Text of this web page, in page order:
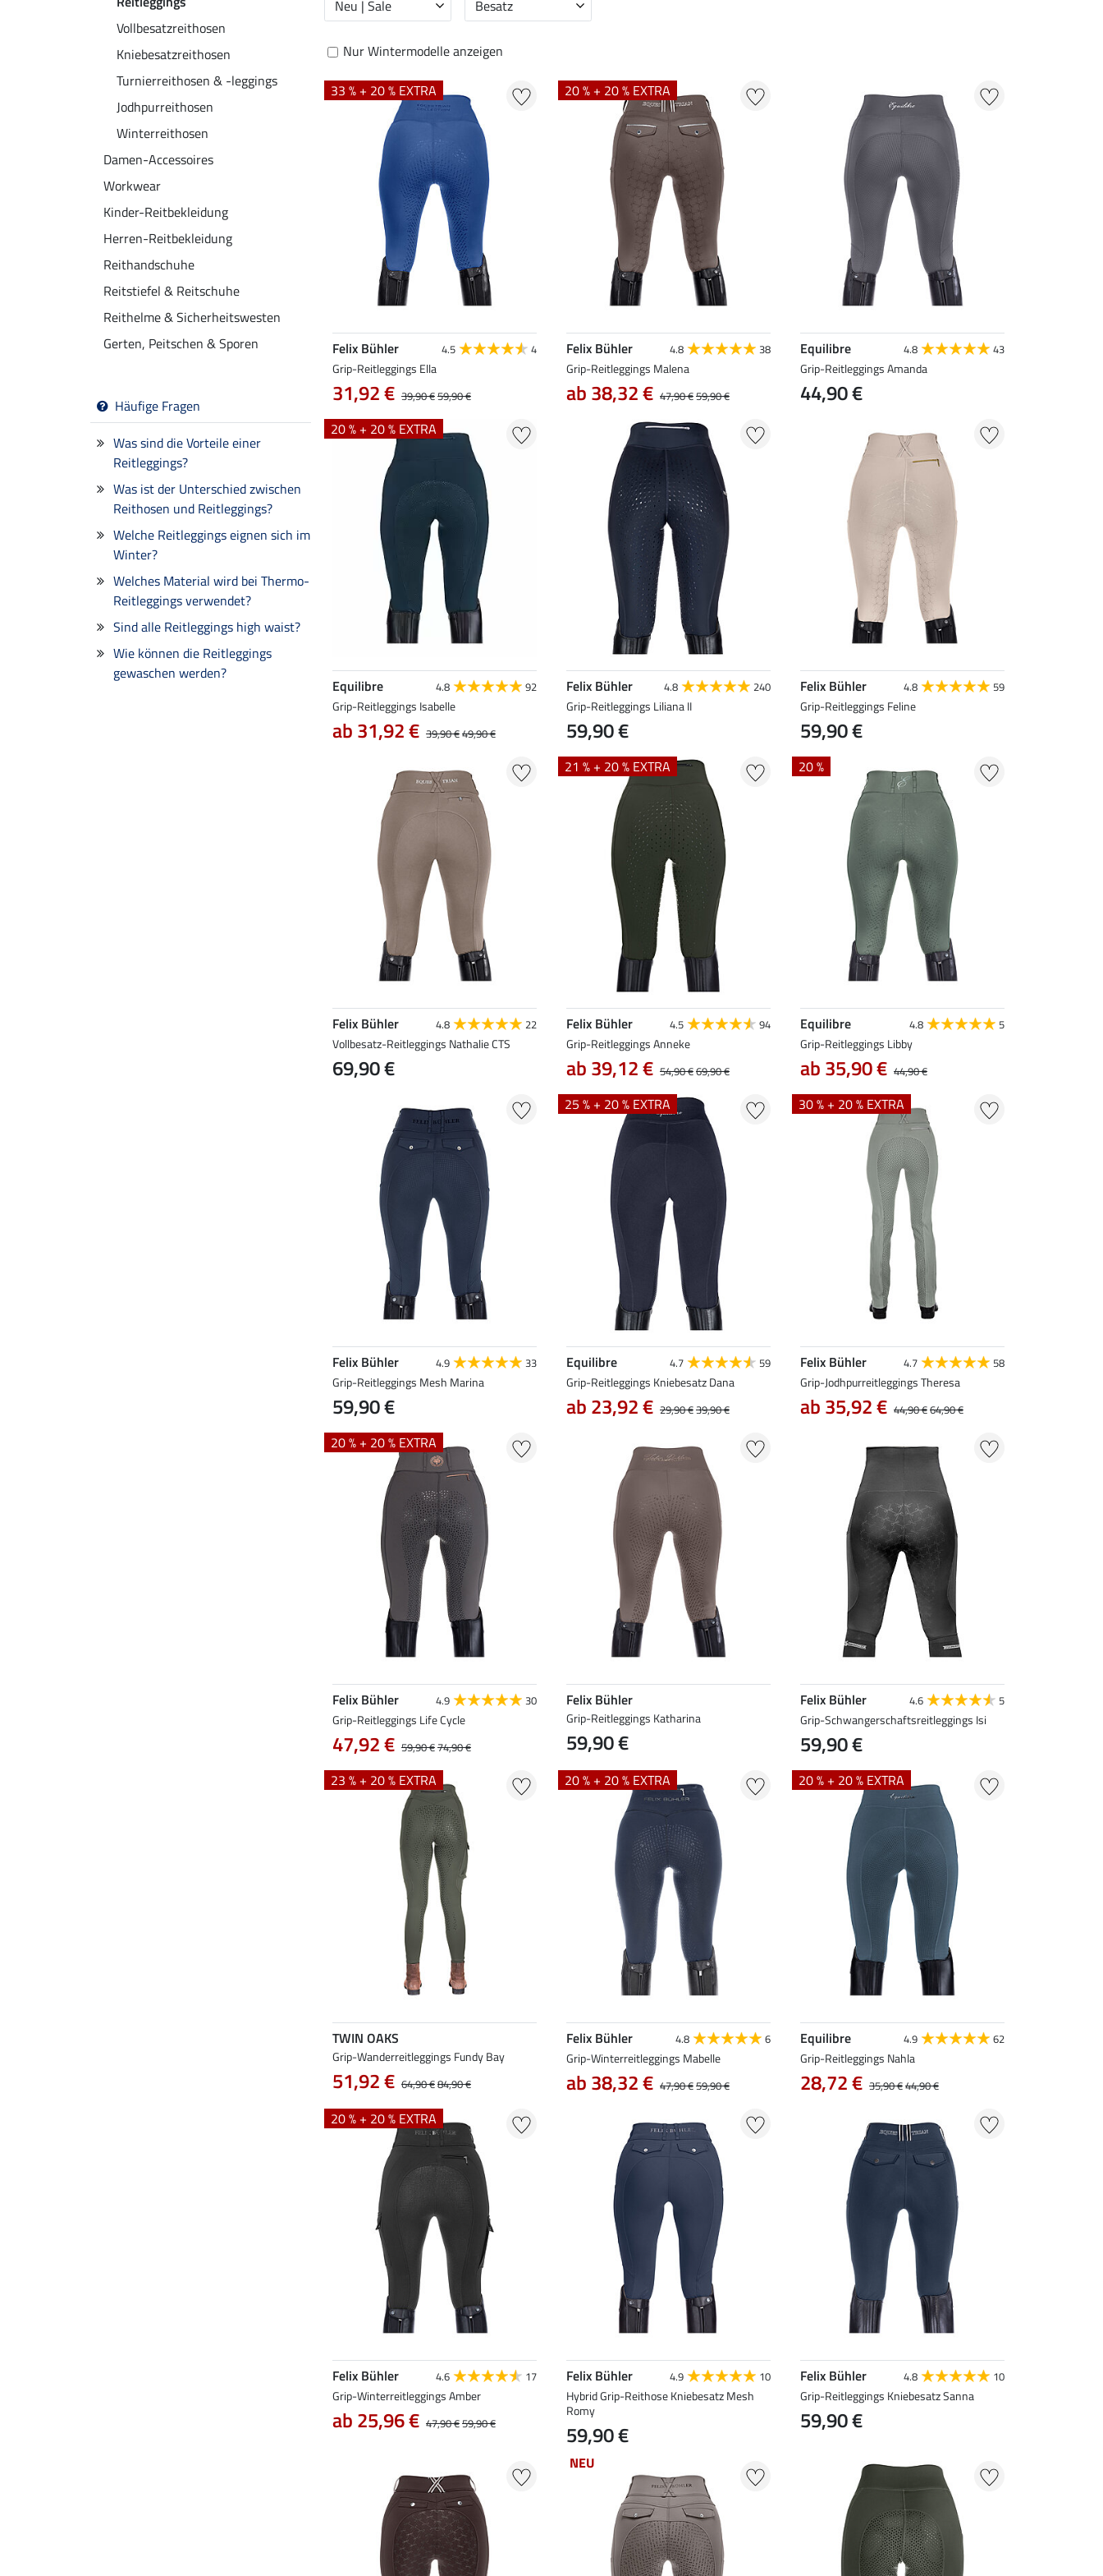
Vollbesatzreithosen
Kniebesatzreithosen
Turnierreithosen & -leggings
Jodhpurreithosen
Winterreithosen
Damen-Accessoires
Kinder-Reitbekleidung
Herren-Reitbekleidung
Workwear
Reithandschuhe
Reitstiefel & Reitschuhe
Reithelme & Sicherheitswesten
Gerten, Peitschen & Sporen
Häufige Fragen
Was sind die Vorteile einer
Reitleggings?
Was ist der Unterschied zwischen
Reithosen und Reitleggings?
Welche Reitleggings eignen sich im
Winter?
Welches Material wird bei Thermo-
Reitleggings verwendet?
Sind alle Reitleggings high waist?
Wie können die Reitleggings
gewaschen werden?
Neu | Sale Besatz
Nur Wintermodelle anzeigen
33 % + 20 % EXTRA
Felix Bühler 4.5 4
Grip-Reitleggings Ella
31,92 € 39,90 €59,90 €
20 % + 20 % EXTRA
Felix Bühler 4.8 38
Grip-Reitleggings Malena
ab 38,32 € 47,90 €59,90 €
Equilibre 4.8 43
Grip-Reitleggings Amanda
44,90 €
20 % + 20 % EXTRA
Equilibre 4.8 92
Grip-Reitleggings Isabelle
ab 31,92 € 39,90 €49,90 €
Felix Bühler 4.8 240
Grip-Reitleggings Liliana II
59,90 €
Felix Bühler 4.8 59
Grip-Reitleggings Feline
59,90 €
Felix Bühler 4.8 22
Vollbesatz-Reitleggings Nathalie CTS
69,90 €
21 % + 20 % EXTRA
Felix Bühler 4.5 94
Grip-Reitleggings Anneke
ab 39,12 € 54,90 €69,90 €
20 %
Equilibre 4.8 5
Grip-Reitleggings Libby
ab 35,90 € 44,90 €
Felix Bühler 4.9 33
Grip-Reitleggings Mesh Marina
59,90 €
25 % + 20 % EXTRA
Equilibre 4.7 59
Grip-Reitleggings Kniebesatz Dana
ab 23,92 € 29,90 €39,90 €
30 % + 20 % EXTRA
Felix Bühler 4.7 58
Grip-Jodhpurreitleggings Theresa
ab 35,92 € 44,90 €64,90 €
20 % + 20 % EXTRA
Felix Bühler 4.9 30
Grip-Reitleggings Life Cycle
47,92 € 59,90 €74,90 €
Felix Bühler
Grip-Reitleggings Katharina
59,90 €
Felix Bühler 4.6 5
Grip-Schwangerschaftsreitleggings Isi
59,90 €
23 % + 20 % EXTRA
TWIN OAKS
Grip-Wanderreitleggings Fundy Bay
51,92 € 64,90 €84,90 €
20 % + 20 % EXTRA
Felix Bühler 4.8 6
Grip-Winterreitleggings Mabelle
ab 38,32 € 47,90 €59,90 €
20 % + 20 % EXTRA
Equilibre 4.9 62
Grip-Reitleggings Nahla
28,72 € 35,90 €44,90 €
20 % + 20 % EXTRA
Felix Bühler 4.6 17
Grip-Winterreitleggings Amber
ab 25,96 € 47,90 €59,90 €
Felix Bühler 4.9 10
Hybrid Grip-Reithose Kniebesatz Mesh
Romy
59,90 €
Felix Bühler 4.8 10
Grip-Reitleggings Kniebesatz Sanna
59,90 €
NEU